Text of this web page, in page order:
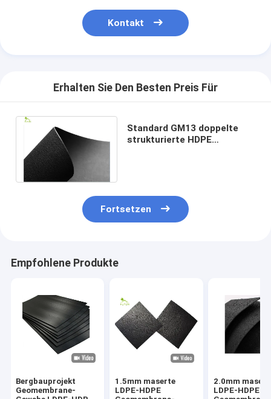
Kontakt
Erhalten Sie Den Besten Preis Für
Standard GM13 doppelte
strukturierte HDPE
Fortsetzen
Empfohlene Produkte
Bergbauprojekt
Geomembrane-
1.5mm maserte
LDPE-HDPE
2.0mm
LDPE-HDPE